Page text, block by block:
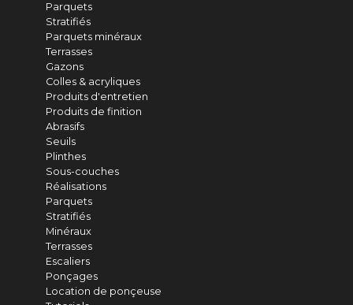
Parquets
Stratifiés
Parquets minéraux
Terrasses
Gazons
Colles & acryliques
Produits d'entretien
Produits de finition
Abrasifs
Seuils
Plinthes
Sous-couches
Réalisations
Parquets
Stratifiés
Minéraux
Terrasses
Escaliers
Ponçages
Location de ponçeuse